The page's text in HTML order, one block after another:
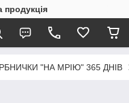
продукція
"НА МРІЮ" 365 ДНІВ